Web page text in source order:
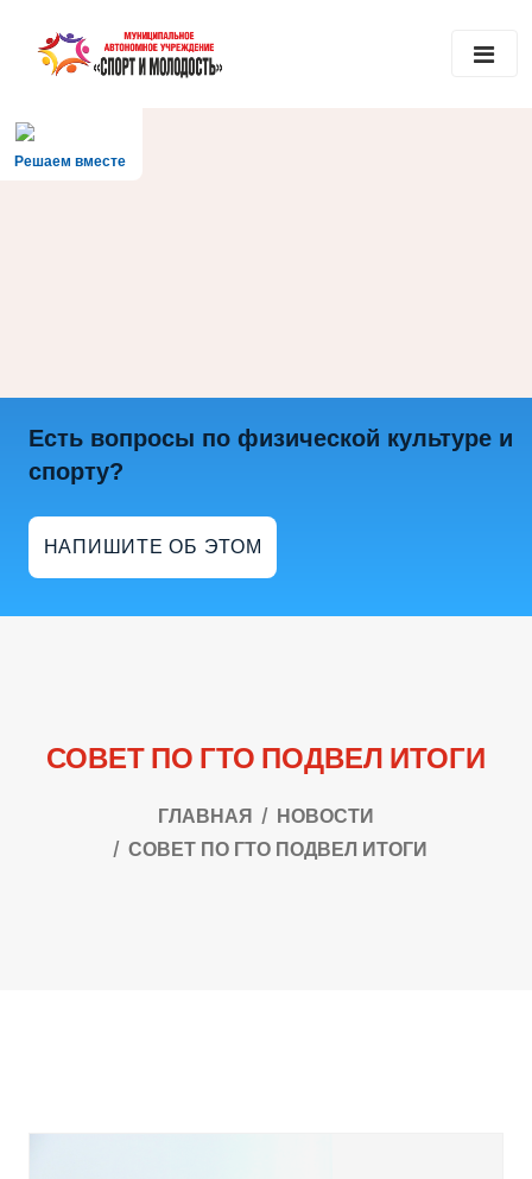
Решаем вместе
Есть вопросы по физической культуре и
спорту?
НАПИШИТЕ ОБ ЭТОМ
СОВЕТ ПО ГТО ПОДВЕЛ ИТОГИ
ГЛАВНАЯ
НОВОСТИ
СОВЕТ ПО ГТО ПОДВЕЛ ИТОГИ